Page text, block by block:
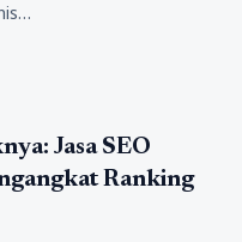
Jasa SEO
Ranking